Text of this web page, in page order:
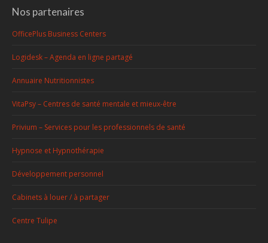
Nos partenaires
OfficePlus Business Centers
Logidesk – Agenda en ligne partagé
Annuaire Nutritionnistes
VitaPsy – Centres de santé mentale et mieux-être
Privium – Services pour les professionnels de santé
Hypnose et Hypnothérapie
Développement personnel
Cabinets à louer / à partager
Centre Tulipe